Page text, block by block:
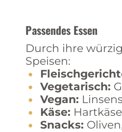
Passendes Essen
Durch ihre
Speisen:
Vegetarisch:
Vegan:
Käse:
Snacks: